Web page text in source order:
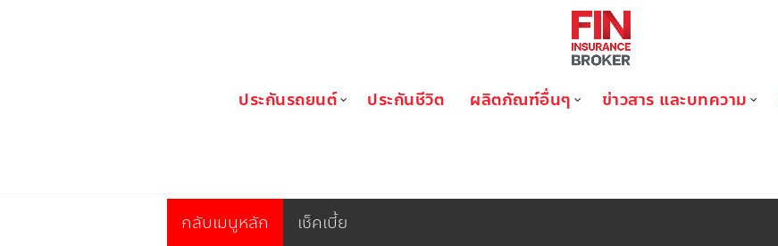
ประกันรถยนต์ ประกันชีวิต ผลิตภัณฑ์อื่นๆ ข่าวสาร และบทความ
กลับเมนูหลัก เช็คเบี้ย